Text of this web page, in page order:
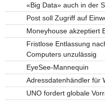
«Big Data» auch in der
Post soll Zugriff auf
Moneyhouse akzeptiert
Fristlose Entlassung
Computers unzulässig
EyeSee-Mannequin
Adressdatenhändler für
UNO fordert globale